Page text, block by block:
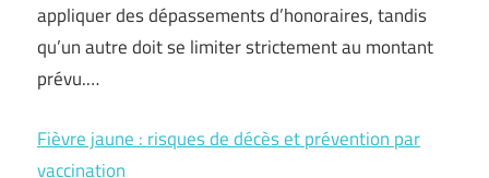
appliquer des dépassements d’honoraires, tandis
qu’un autre doit se limiter strictement au montant
prévu.…
Fièvre jaune : risques de décès et prévention par
vaccination